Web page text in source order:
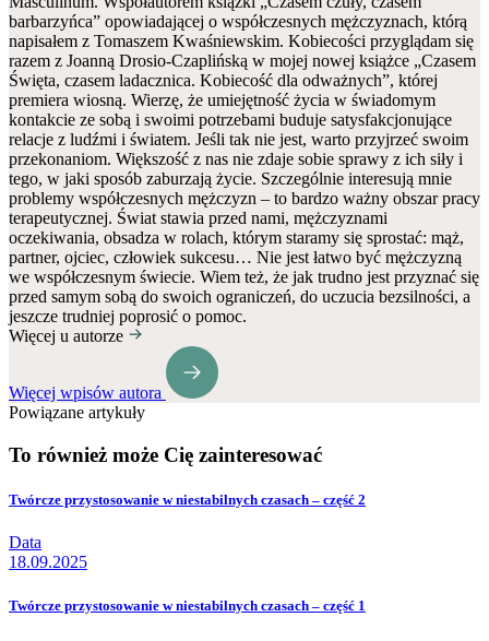
barbarzyńca” opowiadającej o współczesnych mężczyznach, którą
napisałem z Tomaszem Kwaśniewskim. Kobiecości przyglądam się
razem z Joanną Drosio-Czaplińską w mojej nowej książce „Czasem
Święta, czasem ladacznica. Kobiecość dla odważnych”, której
premiera wiosną. Wierzę, że umiejętność życia w świadomym
kontakcie ze sobą i swoimi potrzebami buduje satysfakcjonujące
relacje z ludźmi i światem. Jeśli tak nie jest, warto przyjrzeć swoim
przekonaniom. Większość z nas nie zdaje sobie sprawy z ich siły i
tego, w jaki sposób zaburzają życie. Szczególnie interesują mnie
problemy współczesnych mężczyzn – to bardzo ważny obszar pracy
terapeutycznej. Świat stawia przed nami, mężczyznami
oczekiwania, obsadza w rolach, którym staramy się sprostać: mąż,
partner, ojciec, człowiek sukcesu… Nie jest łatwo być mężczyzną
we współczesnym świecie. Wiem też, że jak trudno jest przyznać się
przed samym sobą do swoich ograniczeń, do uczucia bezsilności, a
jeszcze trudniej poprosić o pomoc.
Więcej u autorze
Więcej wpisów autora
Powiązane artykuły
To również może Cię zainteresować
Twórcze przystosowanie w niestabilnych czasach – część 2
Data
18.09.2025
Twórcze przystosowanie w niestabilnych czasach – część 1